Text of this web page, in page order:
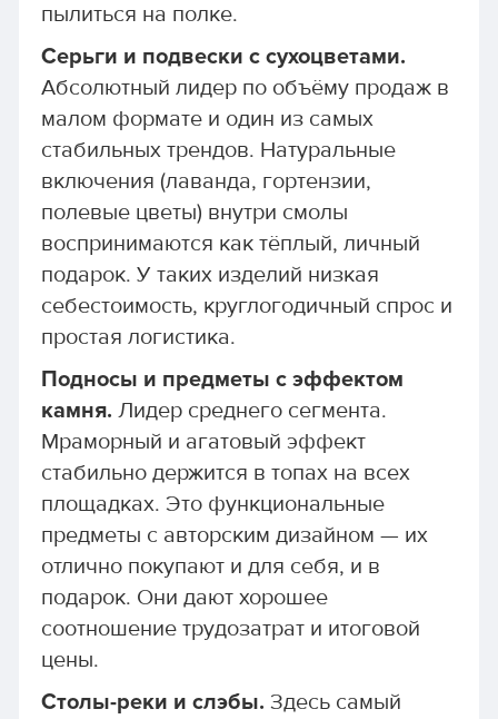
пылиться на полке.
Серьги и подвески с сухоцветами.
Абсолютный лидер по объёму продаж в
малом формате и один из самых
стабильных трендов. Натуральные
включения (лаванда, гортензии,
полевые цветы) внутри смолы
воспринимаются как тёплый, личный
подарок. У таких изделий низкая
себестоимость, круглогодичный спрос и
простая логистика.
Подносы и предметы с эффектом
камня. Лидер среднего сегмента.
Мраморный и агатовый эффект
стабильно держится в топах на всех
площадках. Это функциональные
предметы с авторским дизайном — их
отлично покупают и для себя, и в
подарок. Они дают хорошее
соотношение трудозатрат и итоговой
цены.
Столы-реки и слэбы. Здесь самый